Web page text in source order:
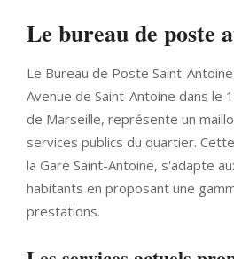
Le bureau de poste
Le Bureau de Poste Saint-
Avenue de Saint-Antoine dans le
de Marseille, représente un
services publics du quartier.
la Gare Saint-Antoine, s'adapte
habitants en proposant une
prestations.